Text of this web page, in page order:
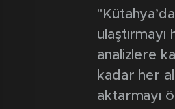
analizlere
kadar her
aktarmayı